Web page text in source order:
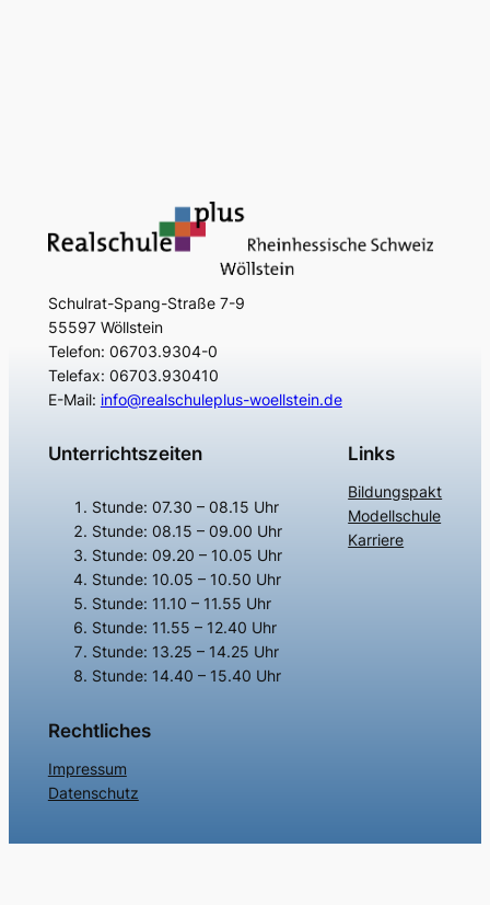
Schulrat-Spang-Straße 7-9
55597 Wöllstein
Telefon: 06703.9304-0
Telefax: 06703.930410
E-Mail: info@realschuleplus-woellstein.de
Unterrichtszeiten
Stunde: 07.30 – 08.15 Uhr
Stunde: 08.15 – 09.00 Uhr
Stunde: 09.20 – 10.05 Uhr
Stunde: 10.05 – 10.50 Uhr
Stunde: 11.10 – 11.55 Uhr
Stunde: 11.55 – 12.40 Uhr
Stunde: 13.25 – 14.25 Uhr
Stunde: 14.40 – 15.40 Uhr
Links
Bildungspakt
Modellschule
Karriere
Rechtliches
Impressum
Datenschutz